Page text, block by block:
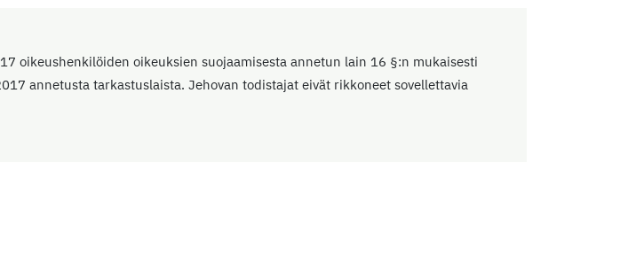
oikeushenkilöiden oikeuksien suojaamisesta annetun lain 16 §:n mukaisesti
annetusta tarkastuslaista. Jehovan todistajat eivät rikkoneet sovellettavia